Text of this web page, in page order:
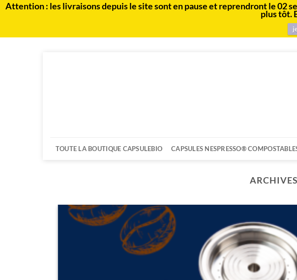
Attention : les livraisons depuis le site sont en pause et reprendront le 02
plus tôt.
TOUTE LA BOUTIQUE CAPSULEBIO CAPSULES NESPRESSO®